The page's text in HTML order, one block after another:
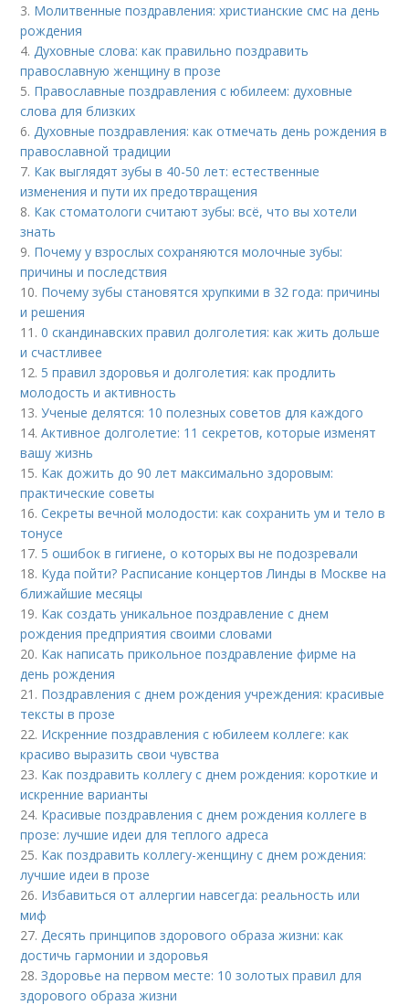
3. Молитвенные поздравления: христианские смс на день
рождения
4. Духовные слова: как правильно поздравить
православную женщину в прозе
5. Православные поздравления с юбилеем: духовные
слова для близких
6. Духовные поздравления: как отмечать день рождения в
православной традиции
7. Как выглядят зубы в 40-50 лет: естественные
изменения и пути их предотвращения
8. Как стоматологи считают зубы: всё, что вы хотели
знать
9. Почему у взрослых сохраняются молочные зубы:
причины и последствия
10. Почему зубы становятся хрупкими в 32 года: причины
и решения
11.0 скандинавских правил долголетия: как жить дольше
и счастливее
12. 5 правил здоровья и долголетия: как продлить
молодость и активность
13.Ученые делятся: 10 полезных советов для каждого
14.Активное долголетие: 11 секретов, которые изменят
вашу жизнь
15. Как дожить до 90 лет максимально здоровым:
практические советы
16.Секреты вечной молодости: как сохранить ум и тело в
тонусе
17. 5 ошибок в гигиене, о которых вы не подозревали
18. Куда пойти? Расписание концертов Линды в Москве на
ближайшие месяцы
19. Как создать уникальное поздравление с днем
рождения предприятия своими словами
20. Как написать прикольное поздравление фирме на
день рождения
21. Поздравления с днем рождения учреждения: красивые
тексты в прозе
22. Искренние поздравления с юбилеем коллеге: как
красиво выразить свои чувства
23. Как поздравить коллегу с днем рождения: короткие и
искренние варианты
24. Красивые поздравления с днем рождения коллеге в
прозе: лучшие идеи для теплого адреса
25. Как поздравить коллегу-женщину с днем рождения:
лучшие идеи в прозе
26. Избавиться от аллергии навсегда: реальность или
миф
27. Десять принципов здорового образа жизни: как
достичь гармонии и здоровья
28.Здоровье на первом месте: 10 золотых правил для
здорового образа жизни